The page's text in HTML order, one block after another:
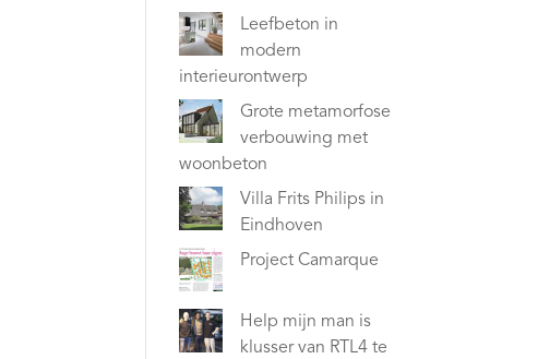
Leefbeton in
modern
interieurontwerp
Grote metamorfose
verbouwing met
woonbeton
Villa Frits Philips in
Eindhoven
Project Camarque
Help mijn man is
klusser van RTL4 te